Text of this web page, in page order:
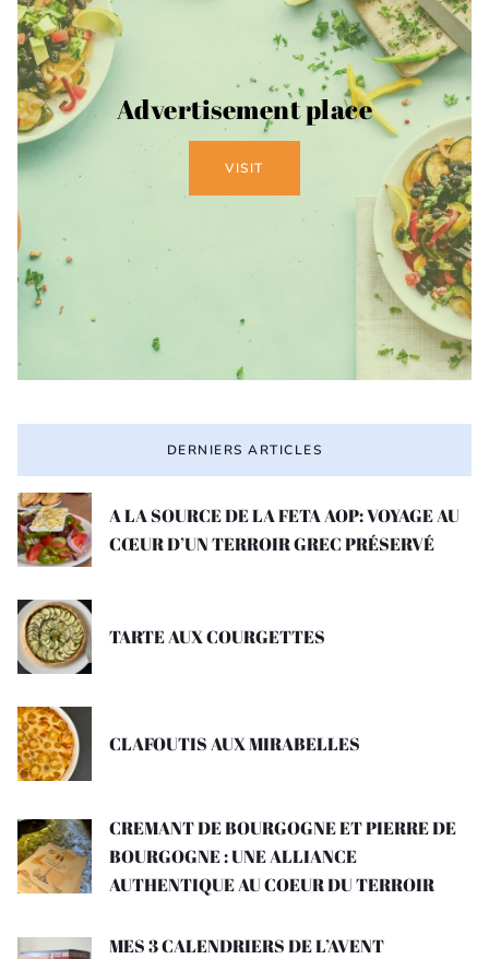
Advertisement place
VISIT
DERNIERS ARTICLES
A LA SOURCE DE LA FETA AOP: VOYAGE AU
CŒUR D’UN TERROIR GREC PRÉSERVÉ
TARTE AUX COURGETTES
CLAFOUTIS AUX MIRABELLES
CREMANT DE BOURGOGNE ET PIERRE DE
BOURGOGNE : UNE ALLIANCE
AUTHENTIQUE AU COEUR DU TERROIR
MES 3 CALENDRIERS DE L’AVENT